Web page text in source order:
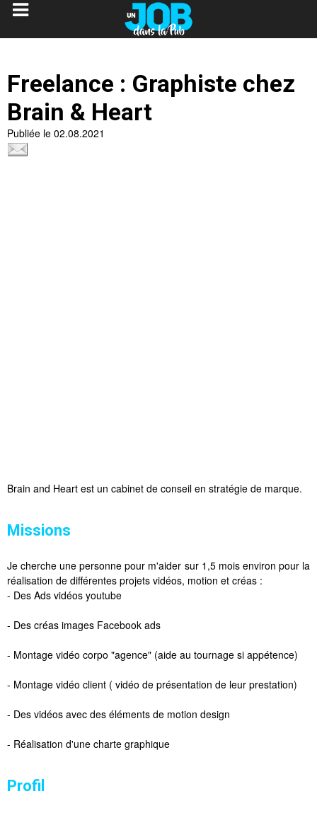
Freelance : Graphiste chez
Brain & Heart
Publiée le 02.08.2021
Brain and Heart est un cabinet de conseil en stratégie de marque.
Missions
Je cherche une personne pour m'aider sur 1,5 mois environ pour la
réalisation de différentes projets vidéos, motion et créas :
- Des Ads vidéos youtube
- Des créas images Facebook ads
- Montage vidéo corpo "agence" (aide au tournage si appétence)
- Montage vidéo client ( vidéo de présentation de leur prestation)
- Des vidéos avec des éléments de motion design
- Réalisation d'une charte graphique
Profil